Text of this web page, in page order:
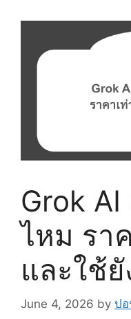
Grok
ไหม รา
และใช้ยั
June 4, 2026 by ป